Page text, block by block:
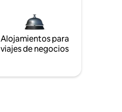
Alojamientos para
viajes de negocios